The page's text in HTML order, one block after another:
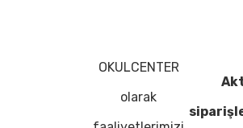
OKULCENTER
olarak